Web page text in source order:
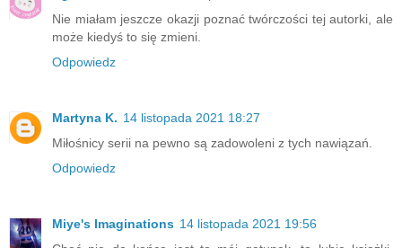
Nie miałam jeszcze okazji poznać twórczości tej autorki, ale
może kiedyś to się zmieni.
Odpowiedz
Martyna K. 14 listopada 2021 18:27
Miłośnicy serii na pewno są zadowoleni z tych nawiązań.
Odpowiedz
Miye's Imaginations 14 listopada 2021 19:56